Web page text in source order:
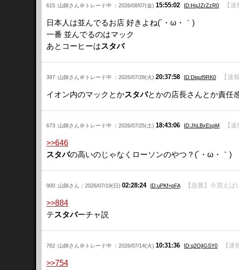
615 :山師さん＠トレード中 ：2026/08/07(金) 15:55:02 ID:HqJZrZzR0 【
日本人は並んでるお店 好きよね(´・ω・｀)
一番 並んでるのはマック
あとコーヒーはスタバ
397 :山師さん＠トレード中 ：2026/07/28(火) 20:37:58 ID:Diquf9RK0 【速
イオン内のマックとかスタバとかの店長さんとか責任
673 :山師さん＠トレード中 ：2026/07/25(土) 18:43:06 ID:JhLBxEspM 【
>>646
スタバの高いのじゃなくローソンのやつ？(´・ω・｀)
900 :山師さん：2026/07/19(日) 02:28:24 ID:uPKf+pFA 【急騰】今買え
>>884
テスタバーチャ説
762 :山師さん＠トレード中 ：2026/07/14(火) 10:31:36 ID:q2OjIGSY0 【
>>754